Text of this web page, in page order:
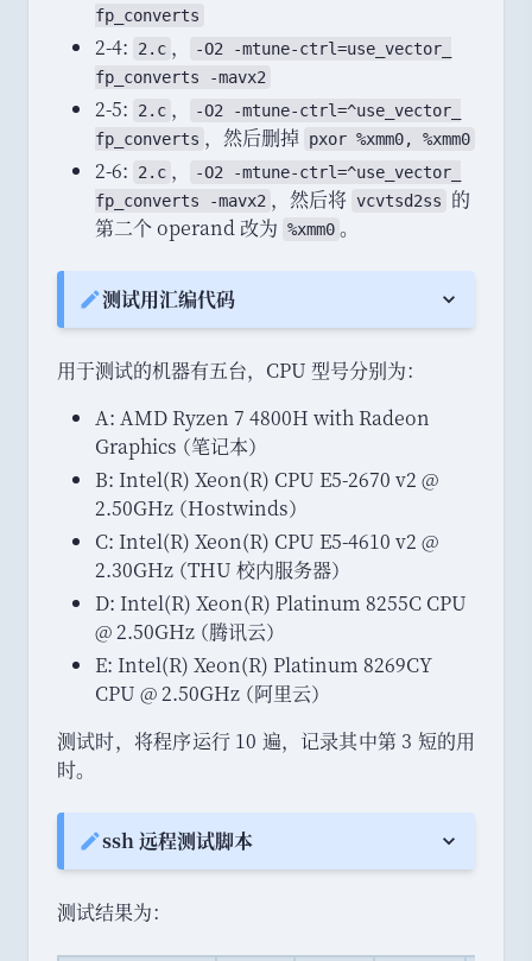
fp_ converts
2-4: 2.c ， -O2 -mtune-ctrl=use_ vector_
fp_ converts -mavx2
2-5: 2.c ， -O2 -mtune-ctrl=^use_ vector_
fp_ converts ， 然后删掉 pxor %xmm0, %xmm0
2-6: 2.c ， -O2 -mtune-ctrl=^use_ vector_
fp_ converts -mavx2 ， 然后将 vcvtsd2ss
的
第二个 operand 改为 %xmm0 。
Note:测试用汇编代码
用于测试的机器有五台， CPU 型号分别为：
A: AMD Ryzen 7 4800H with Radeon
Graphics （笔记本）
B: Intel(R) Xeon(R) CPU E5-2670 v2 @
2.50GHz （Hostwinds）
C: Intel(R) Xeon(R) CPU E5-4610 v2 @
2.30GHz （THU 校内服务器）
D: Intel(R) Xeon(R) Platinum 8255C CPU
@ 2.50GHz （腾讯云）
E: Intel(R) Xeon(R) Platinum 8269CY
CPU @ 2.50GHz （阿里云）
测试时， 将程序运行 10 遍， 记录其中第 3 短的用
时。
Note:ssh 远程测试脚本
测试结果为：